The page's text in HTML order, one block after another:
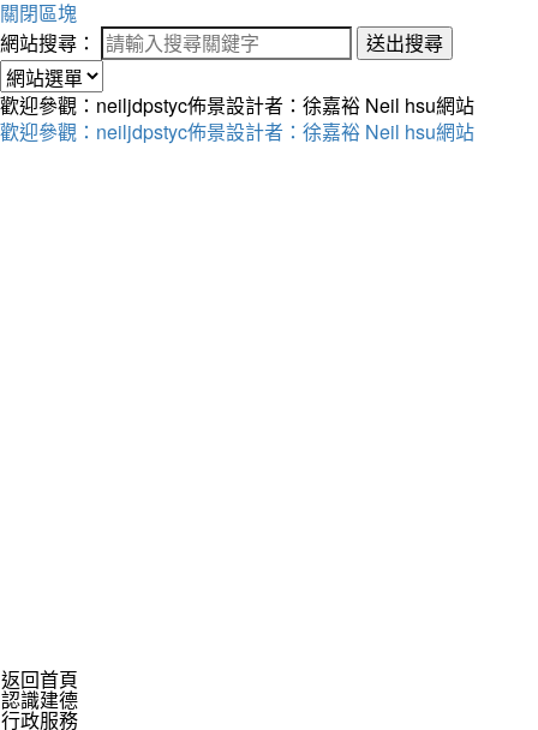
關閉區塊
網站搜尋：
送出搜尋
歡迎參觀：neiljdpstyc佈景設計者：徐嘉裕 Neil hsu網站
歡迎參觀：neiljdpstyc佈景設計者：徐嘉裕 Neil hsu網站
返回首頁
認識建德
行政服務